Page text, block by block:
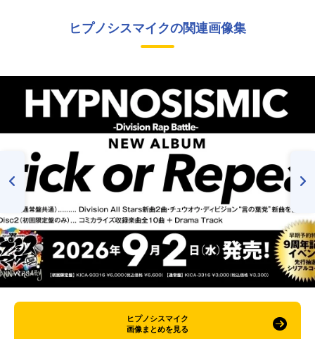
ヒプノシスマイクの関連画像集
ヒプノシスマイク
画像まとめを見る